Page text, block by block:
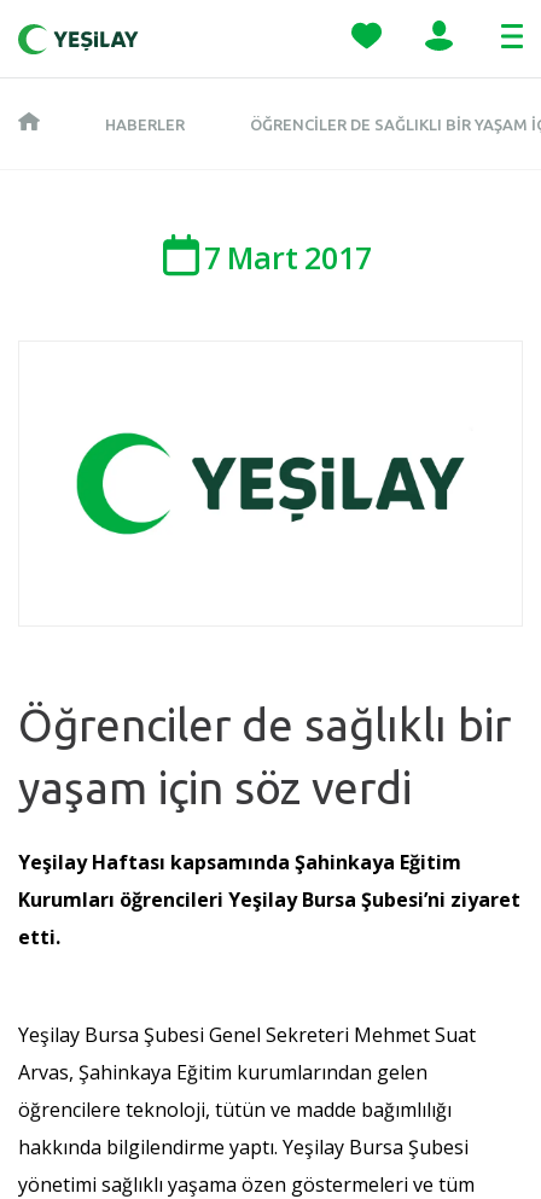
HABERLER ÖĞRENCILER DE SAĞLIKLI BIR YAŞAM
7 Mart 2017
Öğrenciler de sağlıklı bir
yaşam için söz verdi
Yeşilay Haftası kapsamında Şahinkaya Eğitim
Kurumları öğrencileri Yeşilay Bursa Şubesi’ni ziyaret
etti.
Yeşilay Bursa Şubesi Genel Sekreteri Mehmet Suat
Arvas, Şahinkaya Eğitim kurumlarından gelen
öğrencilere teknoloji, tütün ve madde bağımlılığı
hakkında bilgilendirme yaptı. Yeşilay Bursa Şubesi
yönetimi sağlıklı yaşama özen göstermeleri ve tüm